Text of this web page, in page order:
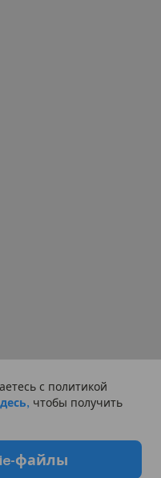
с политикой
чтобы получить
ie-файлы